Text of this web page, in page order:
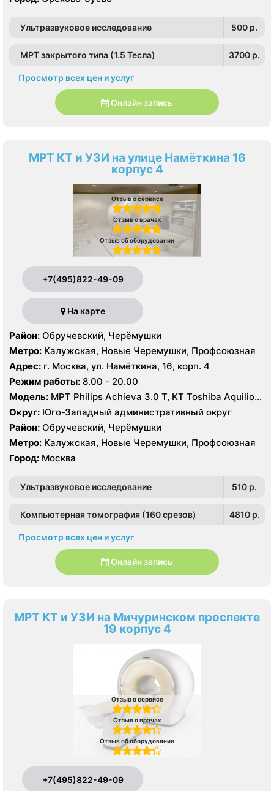
Ультразвуковое исследование 500 p.
МРТ закрытого типа (1.5 Тесла) 3700 p.
Просмотр всех цен и услуг
Онлайн запись
МРТ КТ и УЗИ на улице Намёткина 16
корпус 4
Отзыв о сервисе
Отзыв о врачах
Отзыв об оборудовании
+7(495)822-49-09
На карте
Район: Обручевский, Черёмушки
Метро: Калужская, Новые Черемушки, Профсоюзная
Адрес: г. Москва, ул. Намёткина, 16, корп. 4
Режим работы: 8.00 - 20.00
Модель: МРТ Philips Achieva 3.0 T, КТ Toshiba Aquilion
Prime 160 срезов УЗИ GE Logiq-9, Philips iU22, Philips
HDI 5000
Округ: Юго-Западный административный округ
Район: Обручевский, Черёмушки
Метро: Калужская, Новые Черемушки, Профсоюзная
Город: Москва
Ультразвуковое исследование 510 p.
Компьютерная томография (160 срезов) 4810 p.
Просмотр всех цен и услуг
Онлайн запись
МРТ КТ и УЗИ на Мичуринском проспекте
19 корпус 4
Отзыв о сервисе
Отзыв о врачах
Отзыв об оборудовании
+7(495)822-49-09